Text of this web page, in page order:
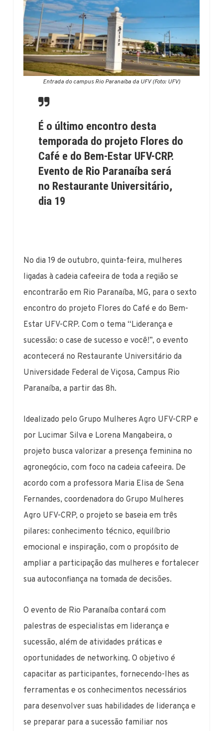
Entrada do campus Rio Paranaíba da UFV (Foto: UFV)
É o último encontro desta
temporada do projeto Flores do
Café e do Bem-Estar UFV-CRP.
Evento de Rio Paranaíba será
no Restaurante Universitário,
dia 19
No dia 19 de outubro, quinta-feira, mulheres
ligadas à cadeia cafeeira de toda a região se
encontrarão em Rio Paranaíba, MG, para o sexto
encontro do projeto Flores do Café e do Bem-
Estar UFV-CRP. Com o tema “Liderança e
sucessão: o case de sucesso e você!”, o evento
acontecerá no Restaurante Universitário da
Universidade Federal de Viçosa, Campus Rio
Paranaíba, a partir das 8h.
Idealizado pelo Grupo Mulheres Agro UFV-CRP e
por Lucimar Silva e Lorena Mangabeira, o
projeto busca valorizar a presença feminina no
agronegócio, com foco na cadeia cafeeira. De
acordo com a professora Maria Elisa de Sena
Fernandes, coordenadora do Grupo Mulheres
Agro UFV-CRP, o projeto se baseia em três
pilares: conhecimento técnico, equilíbrio
emocional e inspiração, com o propósito de
ampliar a participação das mulheres e fortalecer
sua autoconfiança na tomada de decisões.
O evento de Rio Paranaíba contará com
palestras de especialistas em liderança e
sucessão, além de atividades práticas e
oportunidades de networking. O objetivo é
capacitar as participantes, fornecendo-lhes as
ferramentas e os conhecimentos necessários
para desenvolver suas habilidades de liderança e
se preparar para a sucessão familiar nos